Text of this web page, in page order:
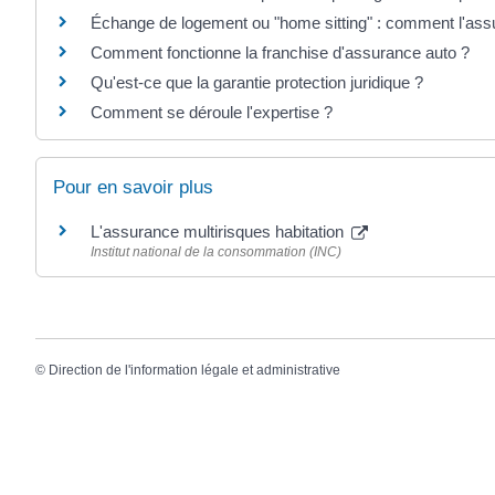
Échange de logement ou "home sitting" : comment
Comment fonctionne la franchise d'assurance auto ?
Qu'est-ce que la garantie protection juridique ?
Comment se déroule l'expertise ?
Pour en savoir plus
L'assurance multirisques habitation
Institut national de la consommation (INC)
© Direction de l'information légale et administrative